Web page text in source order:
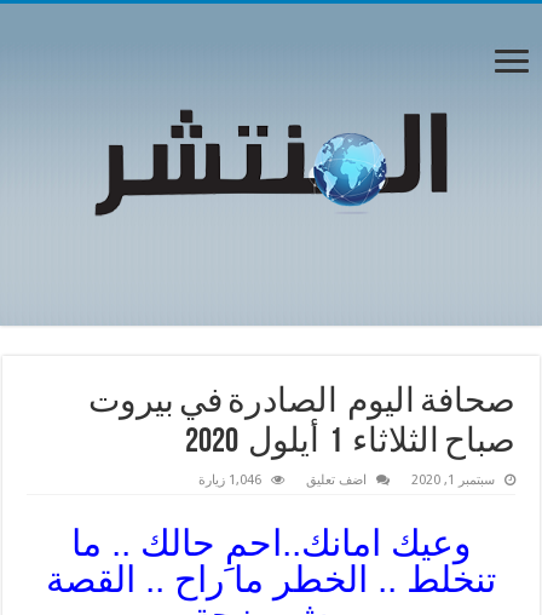
صحافة اليوم الصادرة في بيروت
صباح الثلاثاء 1 أيلول 2020
سبتمبر 1, 2020 اضف تعليق 1,046 زيارة
وعيك امانك..احمِ حالك .. ما
تنخلط .. الخطر ما راح .. القصة